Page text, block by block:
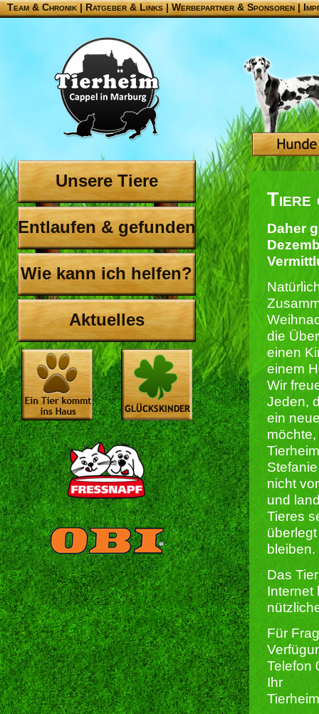
Team & Chronik |Ratgeber & Links|Werbepartner & Sponsoren|
Unsere Tiere
Entlaufen & gefunden
Wie kann ich helfen?
Aktuelles
Tiere
Daher
die
einen
einem
Wir
Jeden,
ein
nicht
und
Tieres
bleiben.
Das
Internet
Für
Telefon
Ihr